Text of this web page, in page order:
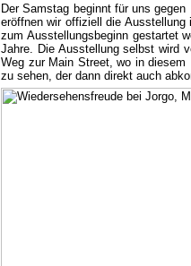
Der Samstag beginnt für uns
eröffnen wir offiziell die
zum Ausstellungsbeginn gestartet
Jahre. Die Ausstellung selbst wird
Weg zur Main Street, wo in
zu sehen, der dann direkt auch